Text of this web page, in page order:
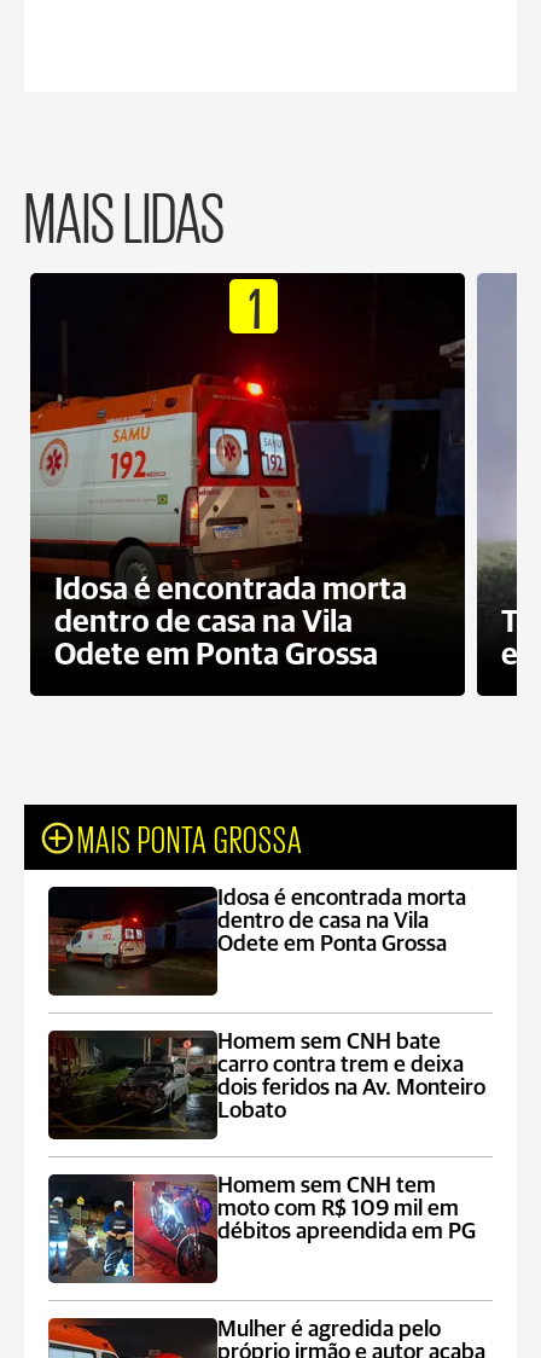
MAIS LIDAS
1
Idosa é encontrada morta
dentro de casa na Vila
Odete em Ponta Grossa
e
MAIS PONTA GROSSA
Idosa é encontrada morta
dentro de casa na Vila
Odete em Ponta Grossa
Homem sem CNH bate
carro contra trem e deixa
dois feridos na Av. Monteiro
Lobato
Homem sem CNH tem
moto com R$ 109 mil em
débitos apreendida em PG
Mulher é agredida pelo
próprio irmão e autor acaba